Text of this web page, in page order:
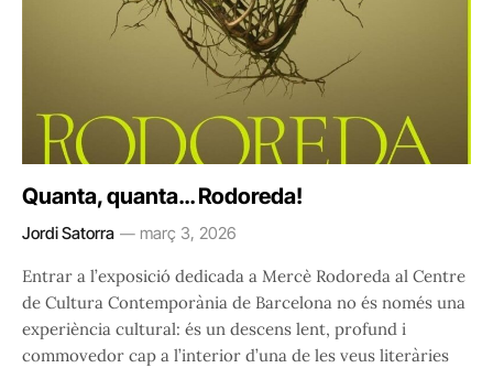
Quanta, quanta… Rodoreda!
Jordi Satorra març 3, 2026
Entrar a l’exposició dedicada a Mercè Rodoreda al Centre
de Cultura Contemporània de Barcelona no és només una
experiència cultural: és un descens lent, profund i
commovedor cap a l’interior d’una de les veus literàries